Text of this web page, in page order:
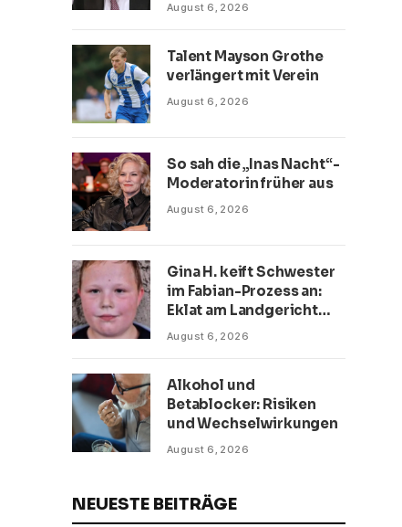
August 6, 2026
Talent Mayson Grothe
verlängert mit Verein
August 6, 2026
So sah die „Inas Nacht“-
Moderatorin früher aus
August 6, 2026
Gina H. keift Schwester
im Fabian-Prozess an:
Eklat am Landgericht
Rostock
August 6, 2026
Alkohol und
Betablocker: Risiken
und Wechselwirkungen
August 6, 2026
NEUESTE BEITRÄGE